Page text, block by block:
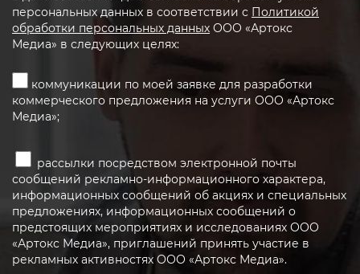
персональных данных в соответствии с Политикой
обработки персональных данных ООО «Артокс
Медиа» в следующих целях:
коммуникации по моей заявке для разработки
коммерческого предложения на услуги ООО «Артокс
Медиа»;
рассылки посредством электронной почты
сообщений рекламно-информационного характера,
информационных сообщений об акциях и специальных
предложениях, информационных сообщений о
предстоящих мероприятиях и исследованиях ООО
«Артокс Медиа», приглашений принять участие в
рекламных активностях ООО «Артокс Медиа».